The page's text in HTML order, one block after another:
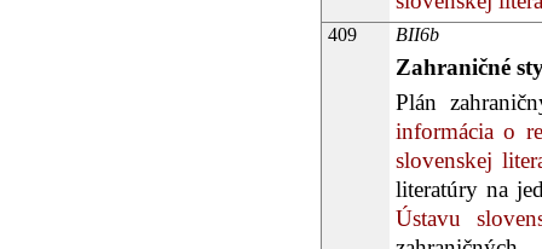
409 BII6b
Zahraničné
Plán
informácia o
slovenskej
literatúry na
Ústavu